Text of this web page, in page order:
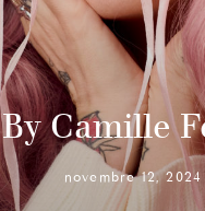
By Camille
novembre 12, 2024